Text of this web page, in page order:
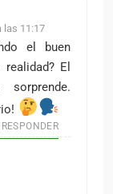
las 11:17
el buen
El